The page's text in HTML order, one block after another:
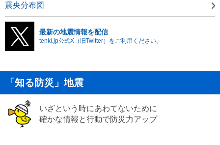
震央分布図
最新の地震情報を配信
tenki.jp公式X（旧Twitter）をご利用ください。
「知る防災」地震
いざという時にあわてないために
確かな情報と行動で防災力アップ